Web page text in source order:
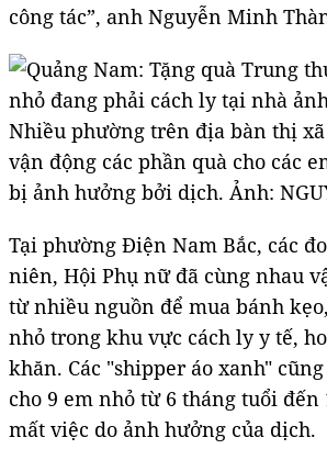
công tác”, anh Nguyễn Minh
Nhiều phường trên địa bàn thị
vận động các phần quà cho các
bị ảnh hưởng bởi dịch. Ảnh:
Tại phường Điện Nam Bắc, các
niên, Hội Phụ nữ đã cùng nhau
từ nhiều nguồn để mua bánh
nhỏ trong khu vực cách ly y tế,
khăn. Các "shipper áo xanh"
cho 9 em nhỏ từ 6 tháng tuổi đến
mất việc do ảnh hưởng của dịch.